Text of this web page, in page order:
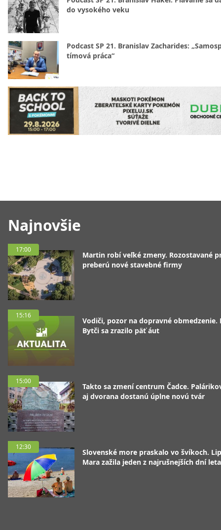
Najnovšie
17:00
Martin robí veľké zmeny. Rozostavané
preberú nové stavebné firmy
15:16
Vodiči, pozor na dopravné obmedzenie.
Bytči sa zrazilo päť áut
15:00
Takto sa zmení centrum Čadce.
aj dvorana dostanú úplne novú tvár
12:30
Slovenské more praskalo vo švíkoch.
Mara zažila jeden z najrušnejších dní leta
do vysokého veku
Podcast SP 21. Branislav Zacharides:
tímová práca“